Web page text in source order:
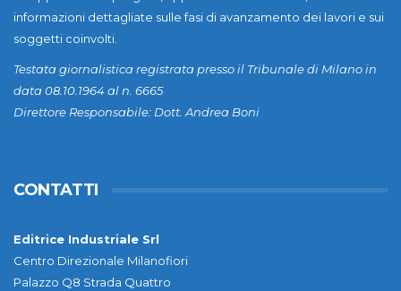
informazioni dettagliate sulle fasi di avanzamento dei lavori e sui
soggetti coinvolti.
Testata giornalistica registrata presso il Tribunale di Milano in
data 08.10.1964 al n. 6665
Direttore Responsabile: Dott. Andrea Boni
CONTATTI
Editrice Industriale Srl
Centro Direzionale Milanofiori
Palazzo Q8 Strada Quattro